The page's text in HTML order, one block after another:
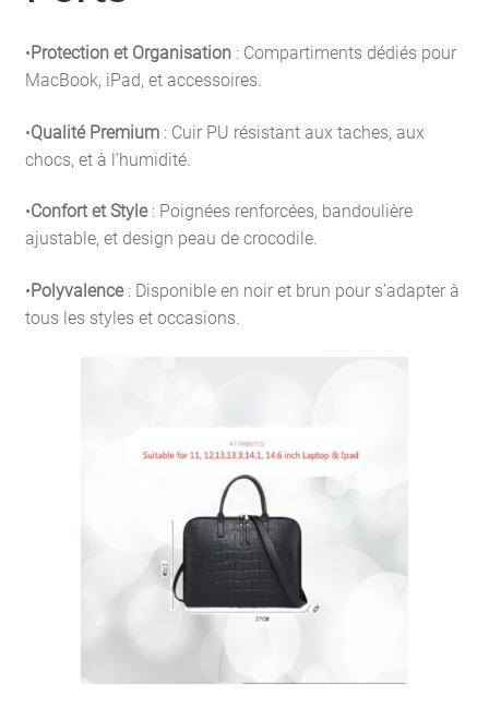
•Protection et Organisation: Compartiments dédiés pour
MacBook, iPad, et accessoires.
•Qualité Premium: Cuir PU résistant aux taches, aux
chocs, et à l’humidité.
•Confort et Style: Poignées renforcées, bandoulière
ajustable, et design peau de crocodile.
•Polyvalence: Disponible en noir et brun pour s’adapter à
tous les styles et occasions.